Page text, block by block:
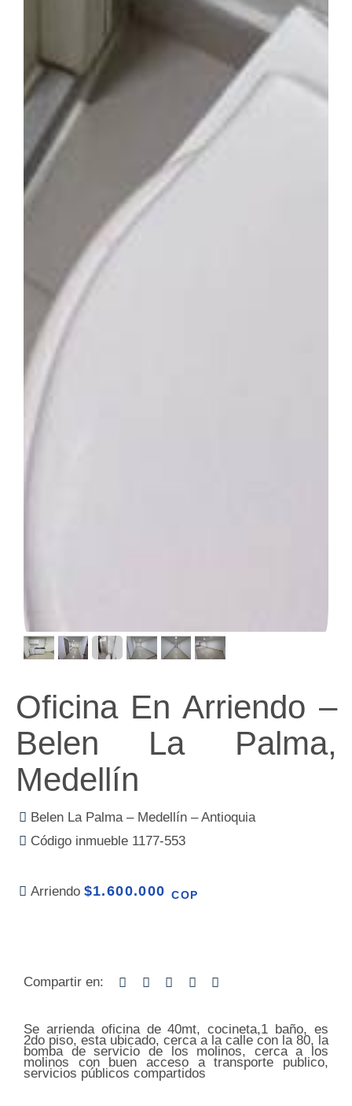
Oficina En Arriendo –
Belen La Palma,
Medellín
Belen La Palma – Medellín – Antioquia
Código inmueble 1177-553
Arriendo $1.600.000COP
Compartir en:
Se arrienda oficina de 40mt, cocineta,1 baño, es
2do piso, esta ubicado, cerca a la calle con la 80, la
bomba de servicio de los molinos, cerca a los
molinos con buen acceso a transporte publico,
servicios públicos compartidos